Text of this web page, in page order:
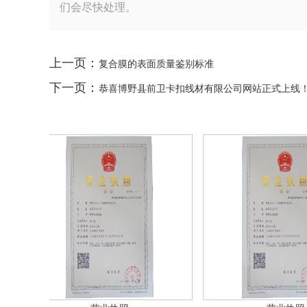
们会尽快处理。
上一页： 复合膜的表面质量鉴别标准
下一页： 恭喜博野县前卫卡扣线材有限公司网站正式上线